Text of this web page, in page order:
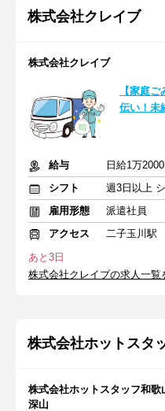
株式会社クレイブ
株式会社クレイブ
【家庭
伝い！未
給与
日給1万
シフト
週3日以上
雇用形態
派遣社員
アクセス
二子玉川駅
あと3日
株式会社クレイブの求人一覧
株式会社ホットスタ
株式会社ホットスタッフ和
深山